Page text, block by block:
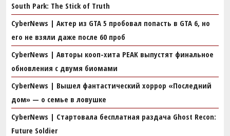
South Park: The Stick of Truth
CyberNews | Актер из GTA 5 пробовал попасть в GTA 6, но
его не взяли даже после 60 проб
CyberNews | Авторы кооп-хита PEAK выпустят финальное
обновления с двумя биомами
CyberNews | Вышел фантастический хоррор «Последний
дом» — о семье в ловушке
CyberNews | Стартовала бесплатная раздача Ghost Recon:
Future Soldier